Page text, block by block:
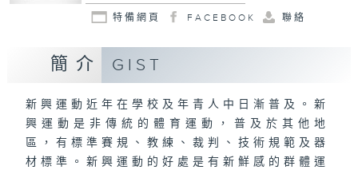
特備網頁 FACEBOOK 聯絡
簡介 GIST
新興運動近年在學校及年青人中日漸普及。新
興運動是非傳統的體育運動，普及於其他地
區，有標準賽規、教練、裁判、技術規範及器
材標準。新興運動的好處是有新鮮感的群體運